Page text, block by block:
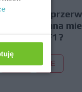
że
powinna
miejsce w F1?
TAK NIE